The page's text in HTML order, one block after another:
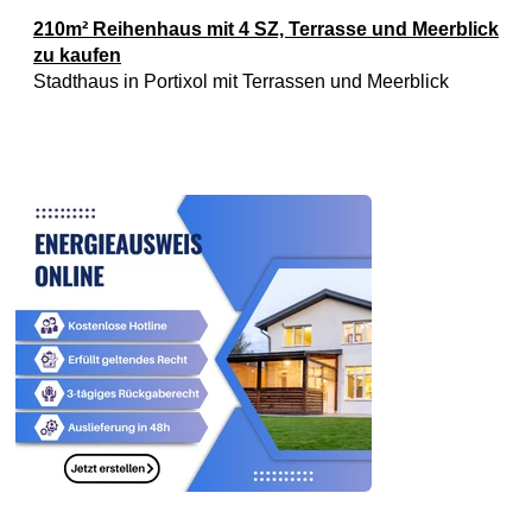
210m² Reihenhaus mit 4 SZ, Terrasse und Meerblick
zu kaufen
Stadthaus in Portixol mit Terrassen und Meerblick